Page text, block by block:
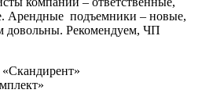
Арендные подъемники – новые,
довольны. Рекомендуем, ЧП